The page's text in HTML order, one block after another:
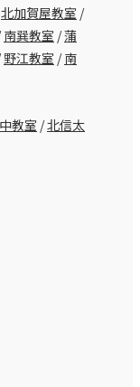
北加賀屋教室 /
南巽教室 /蒲
野江教室 /南
教室 /北信太